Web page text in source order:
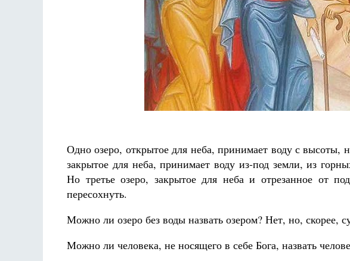
Одно озеро, открытое для неба, принимает воду с высоты,
закрытое для неба, принимает воду из-под земли, из
Но третье озеро, закрытое для неба и отрезанное от
пересохнуть.
Можно ли озеро без воды назвать озером? Нет, но, скорее,
Можно ли человека, не носящего в себе Бога, назвать
Разлуки не будет
Фредерика де Грааф Как найти своё место в
Кирилл Мурышев